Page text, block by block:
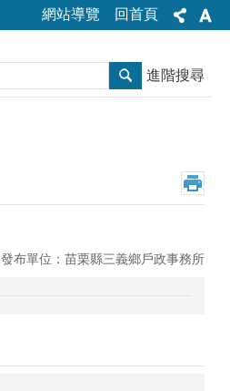
網站導覽 回首頁
進階搜尋
發布單位：苗栗縣三義鄉戶政事務所